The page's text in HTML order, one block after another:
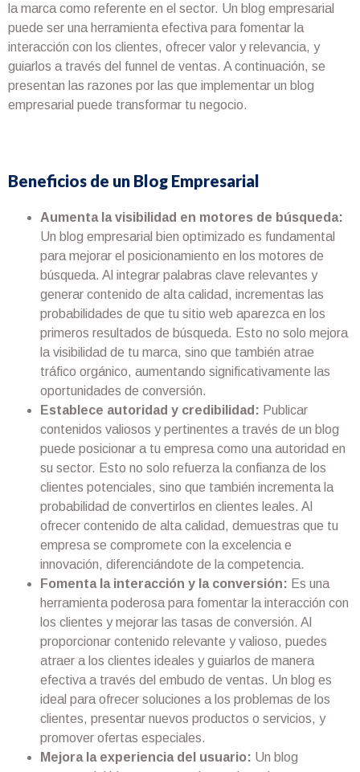
la marca como referente en el sector. Un blog empresarial
puede ser una herramienta efectiva para fomentar la
interacción con los clientes, ofrecer valor y relevancia, y
guiarlos a través del funnel de ventas. A continuación, se
presentan las razones por las que implementar un blog
empresarial puede transformar tu negocio.
Beneficios de un Blog Empresarial
Aumenta la visibilidad en motores de búsqueda:
Un blog empresarial bien optimizado es fundamental
para mejorar el posicionamiento en los motores de
búsqueda. Al integrar palabras clave relevantes y
generar contenido de alta calidad, incrementas las
probabilidades de que tu sitio web aparezca en los
primeros resultados de búsqueda. Esto no solo mejora
la visibilidad de tu marca, sino que también atrae
tráfico orgánico, aumentando significativamente las
oportunidades de conversión.
Establece autoridad y credibilidad: Publicar
contenidos valiosos y pertinentes a través de un blog
puede posicionar a tu empresa como una autoridad en
su sector. Esto no solo refuerza la confianza de los
clientes potenciales, sino que también incrementa la
probabilidad de convertirlos en clientes leales. Al
ofrecer contenido de alta calidad, demuestras que tu
empresa se compromete con la excelencia e
innovación, diferenciándote de la competencia.
Fomenta la interacción y la conversión: Es una
herramienta poderosa para fomentar la interacción con
los clientes y mejorar las tasas de conversión. Al
proporcionar contenido relevante y valioso, puedes
atraer a los clientes ideales y guiarlos de manera
efectiva a través del embudo de ventas. Un blog es
ideal para ofrecer soluciones a los problemas de los
clientes, presentar nuevos productos o servicios, y
promover ofertas especiales.
Mejora la experiencia del usuario: Un blog